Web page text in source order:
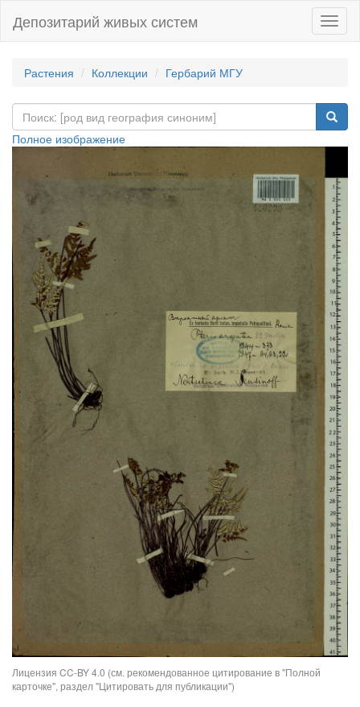
Депозитарий живых систем
Растения Коллекции Гербарий МГУ
Полное изображение
Лицензия CC-BY 4.0 (см. рекомендованное цитирование в "Полной
карточке", раздел "Цитировать для публикации")